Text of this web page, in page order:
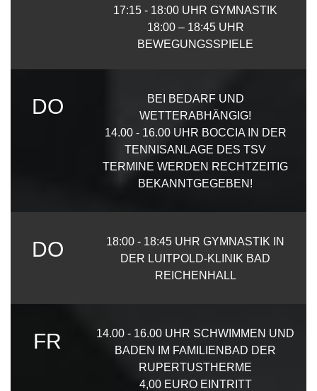
17:15 - 18:00 UHR GYMNASTIK
18:00 – 18:45 UHR
BEWEGUNGSSPIELE
DO
BEI BEDARF UND
WETTERABHÄNGIG!
14.00 - 16.00 UHR BOCCIA IN DER
TENNISANLAGE DES TSV
TERMINE WERDEN RECHTZEITIG
BEKANNTGEGEBEN!
DO
18:00 - 18:45 UHR GYMNASTIK IN
DER LUITPOLD-KLINIK BAD
REICHENHALL
FR
14.00 - 16.00 UHR SCHWIMMEN UND
BADEN IM FAMILIENBAD DER
RUPERTUSTHERME
4,00 EURO EINTRITT